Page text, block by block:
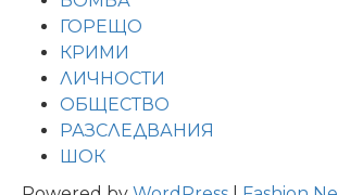
ГОРЕЩО
КРИМИ
ЛИЧНОСТИ
ОБЩЕСТВО
РАЗСЛЕДВАНИЯ
ШОК